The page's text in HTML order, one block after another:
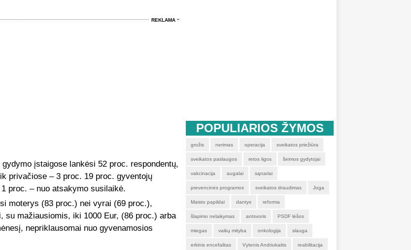
REKLAMA
įstaigose lankėsi 52 proc. respondentų,
privačiose – 3 proc. 19 proc. gyventojų
proc. – nuo atsakymo susilaikė.
moterys (83 proc.) nei vyrai (69 proc.),
mažiausiomis, iki 1000 Eur, (86 proc.) arba
nepriklausomai nuo gyvenamosios
POPULIARIOS ŽYMOS
grožis nerimas operacija sveikatos priežiūra
sveikatos paslaugos retos ligos šeimos gydytojai
vakcinacija augalai sąnariai
prevencinės programos sveikatos draudimas Joga
Maisto papildai dantys reforma
šlapimo nelaikymas antsvoris PSDF lėšos
miegas vaikų mityba onkologija slauga
erkinis encefalitas Vytenis Andriukaitis reabilitacija